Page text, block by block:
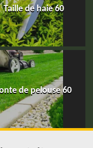
Taille de haie 60
de pelouse 60